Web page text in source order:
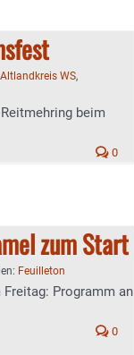
Altlandkreis WS,
beim
0
zum Start
Feuilleton
Programm an
0